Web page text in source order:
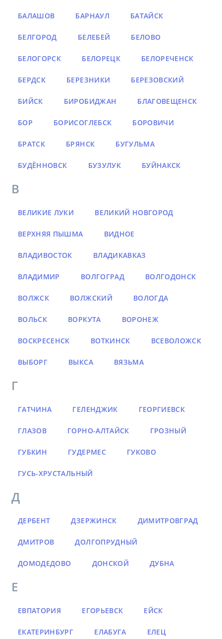
БАЛАШОВ БАРНАУЛ БАТАЙСК
БЕЛГОРОД БЕЛЕБЕЙ БЕЛОВО
БЕЛОГОРСК БЕЛОРЕЦК БЕЛОРЕЧЕНСК
БЕРДСК БЕРЕЗНИКИ БЕРЕЗОВСКИЙ
БИЙСК БИРОБИДЖАН БЛАГОВЕЩЕНСК
БОР БОРИСОГЛЕБСК БОРОВИЧИ
БРАТСК БРЯНСК БУГУЛЬМА
БУДЁННОВСК БУЗУЛУК БУЙНАКСК
В
ВЕЛИКИЕ ЛУКИ ВЕЛИКИЙ НОВГОРОД
ВЕРХНЯЯ ПЫШМА ВИДНОЕ
ВЛАДИВОСТОК ВЛАДИКАВКАЗ
ВЛАДИМИР ВОЛГОГРАД ВОЛГОДОНСК
ВОЛЖСК ВОЛЖСКИЙ ВОЛОГДА
ВОЛЬСК ВОРКУТА ВОРОНЕЖ
ВОСКРЕСЕНСК ВОТКИНСК ВСЕВОЛОЖСК
ВЫБОРГ ВЫКСА ВЯЗЬМА
Г
ГАТЧИНА ГЕЛЕНДЖИК ГЕОРГИЕВСК
ГЛАЗОВ ГОРНО-АЛТАЙСК ГРОЗНЫЙ
ГУБКИН ГУДЕРМЕС ГУКОВО
ГУСЬ-ХРУСТАЛЬНЫЙ
Д
ДЕРБЕНТ ДЗЕРЖИНСК ДИМИТРОВГРАД
ДМИТРОВ ДОЛГОПРУДНЫЙ
ДОМОДЕДОВО ДОНСКОЙ ДУБНА
Е
ЕВПАТОРИЯ ЕГОРЬЕВСК ЕЙСК
ЕКАТЕРИНБУРГ ЕЛАБУГА ЕЛЕЦ